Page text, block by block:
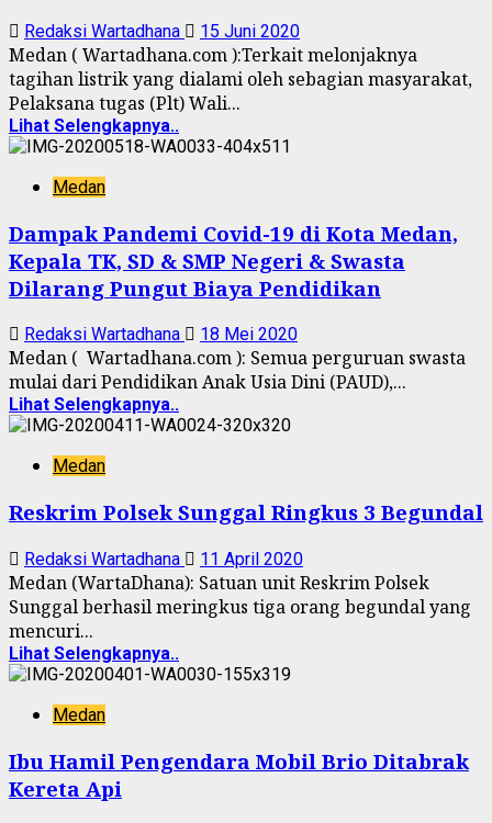
Redaksi Wartadhana 15 Juni 2020
Medan ( Wartadhana.com ):Terkait melonjaknya
tagihan listrik yang dialami oleh sebagian masyarakat,
Pelaksana tugas (Plt) Wali...
Lihat Selengkapnya..
Medan
Dampak Pandemi Covid-19 di Kota Medan,
Kepala TK, SD & SMP Negeri & Swasta
Dilarang Pungut Biaya Pendidikan
Redaksi Wartadhana 18 Mei 2020
Medan ( Wartadhana.com ): Semua perguruan swasta
mulai dari Pendidikan Anak Usia Dini (PAUD),...
Lihat Selengkapnya..
Medan
Reskrim Polsek Sunggal Ringkus 3 Begundal
Redaksi Wartadhana 11 April 2020
Medan (WartaDhana): Satuan unit Reskrim Polsek
Sunggal berhasil meringkus tiga orang begundal yang
mencuri...
Lihat Selengkapnya..
Medan
Ibu Hamil Pengendara Mobil Brio Ditabrak
Kereta Api